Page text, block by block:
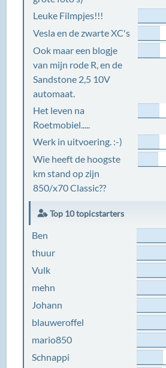
Leuke Filmpjes!!!
Vesla en de zwarte XC's
Ook maar een blogje
van mijn rode R, en de
Sandstone 2,5 10V
automaat.
Het leven na
Roetmobiel.....
Werk in uitvoering. :-)
Wie heeft de hoogste
km stand op zijn
850/x70 Classic??
Top 10 topicstarters
Ben
thuur
Vulk
mehn
Johann
blauweroffel
mario850
Schnappi